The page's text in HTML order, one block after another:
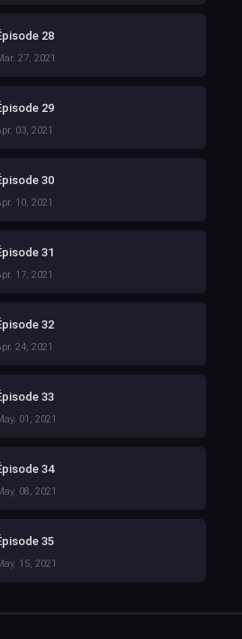
28
27, 2021
29
03, 2021
30
10, 2021
31
17, 2021
32
24, 2021
33
01, 2021
34
08, 2021
35
15, 2021